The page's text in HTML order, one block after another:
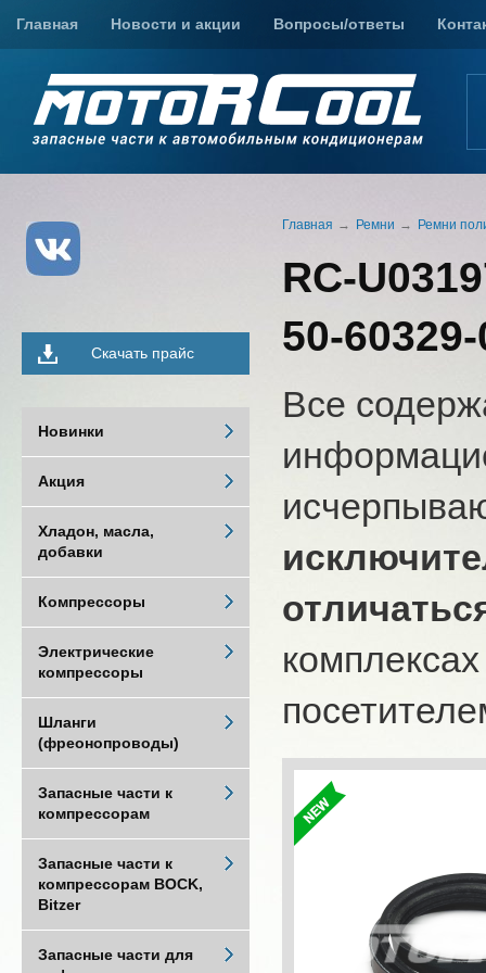
Главная Новости и акции Вопросы/ответы
Главная Ремни Ремни
RC-
50-
Все
Скачать прайс
Новинки
Акция
Хладон, масла,
добавки
Компрессоры
Электрические
компрессоры
Шланги
(фреонопроводы)
Запасные части к
компрессорам
Запасные части к
компрессорам BOCK,
Bitzer
Запасные части для